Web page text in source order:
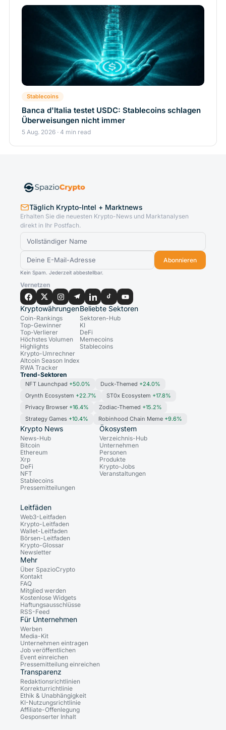
Stablecoins
Banca d'Italia testet USDC: Stablecoins schlagen
Überweisungen nicht immer
5 Aug. 2026 · 4 min read
Täglich Krypto-Intel + Marktnews
Erhalten Sie die neuesten Krypto-News und Marktanalysen
direkt in Ihr Postfach.
Abonnieren
Kein Spam. Jederzeit abbestellbar.
Vernetzen
Kryptowährungen
Coin-Rankings
Top-Gewinner
Top-Verlierer
Höchstes Volumen
Highlights
Krypto-Umrechner
Altcoin Season Index
RWA Tracker
Beliebte Sektoren
Sektoren-Hub
KI
DeFi
Memecoins
Stablecoins
Trend-Sektoren
NFT Launchpad +50.0% Duck-Themed +24.0%
Orynth Ecosystem +22.7% ST0x Ecosystem +17.8%
Privacy Browser +16.4% Zodiac-Themed +15.2%
Strategy Games +10.4% Robinhood Chain Meme +9.6%
Krypto News
News-Hub
Bitcoin
Ethereum
Xrp
DeFi
NFT
Stablecoins
Pressemitteilungen
Ökosystem
Verzeichnis-Hub
Unternehmen
Personen
Produkte
Krypto-Jobs
Veranstaltungen
Leitfäden
Web3-Leitfaden
Krypto-Leitfaden
Wallet-Leitfaden
Börsen-Leitfaden
Krypto-Glossar
Newsletter
Mehr
Über SpazioCrypto
Kontakt
FAQ
Mitglied werden
Kostenlose Widgets
Haftungsausschlüsse
RSS-Feed
Für Unternehmen
Werben
Media-Kit
Unternehmen eintragen
Job veröffentlichen
Event einreichen
Pressemitteilung einreichen
Transparenz
Redaktionsrichtlinien
Korrekturrichtlinie
Ethik & Unabhängigkeit
KI-Nutzungsrichtlinie
Affiliate-Offenlegung
Gesponserter Inhalt